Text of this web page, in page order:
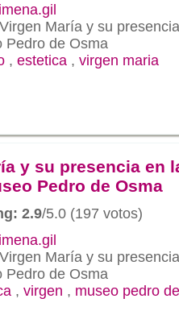
María y su
Pedro de Osma
, estetica , virgen maria
y su presencia en
Pedro de Osma
2.9/5.0 (197 votos)
María y su
Pedro de Osma
, virgen , museo pedro